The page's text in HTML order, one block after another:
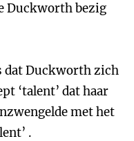
Duckworth bezig
dat Duckworth zich
‘talent’ dat haar
met het
.